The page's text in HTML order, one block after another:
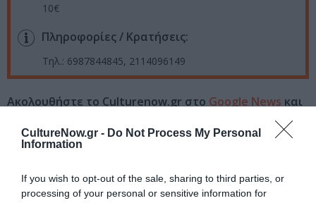
CultureNow.gr - Do Not Process My Personal
Information
If you wish to opt-out of the sale, sharing to third parties, or
processing of your personal or sensitive information for
10€
Πληροφορίες / Κρατήσεις:
Τηλ.: 6987844845, 2114096149
Ακολουθήστε το Culturenow.gr στο Google News και
Δείτε όλα τα